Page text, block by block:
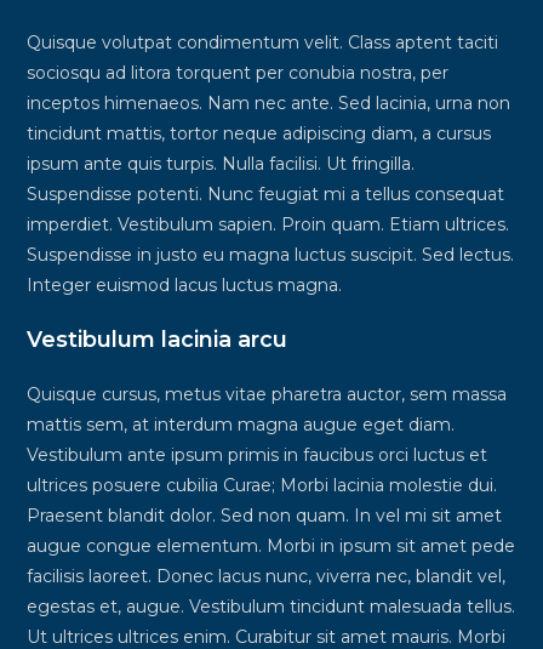
Quisque volutpat condimentum velit. Class aptent taciti
sociosqu ad litora torquent per conubia nostra, per
inceptos himenaeos. Nam nec ante. Sed lacinia, urna non
tincidunt mattis, tortor neque adipiscing diam, a cursus
ipsum ante quis turpis. Nulla facilisi. Ut fringilla.
Suspendisse potenti. Nunc feugiat mi a tellus consequat
imperdiet. Vestibulum sapien. Proin quam. Etiam ultrices.
Suspendisse in justo eu magna luctus suscipit. Sed lectus.
Integer euismod lacus luctus magna.
Vestibulum lacinia arcu
Quisque cursus, metus vitae pharetra auctor, sem massa
mattis sem, at interdum magna augue eget diam.
Vestibulum ante ipsum primis in faucibus orci luctus et
ultrices posuere cubilia Curae; Morbi lacinia molestie dui.
Praesent blandit dolor. Sed non quam. In vel mi sit amet
augue congue elementum. Morbi in ipsum sit amet pede
facilisis laoreet. Donec lacus nunc, viverra nec, blandit vel,
egestas et, augue. Vestibulum tincidunt malesuada tellus.
Ut ultrices ultrices enim. Curabitur sit amet mauris. Morbi